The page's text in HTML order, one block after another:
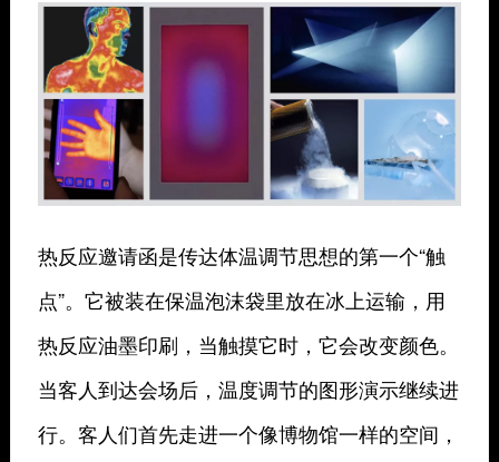
热反应邀请函是传达体温调节思想的第一个“触
点”。它被装在保温泡沫袋里放在冰上运输，用
热反应油墨印刷，当触摸它时，它会改变颜色。
当客人到达会场后，温度调节的图形演示继续进
行。客人们首先走进一个像博物馆一样的空间，